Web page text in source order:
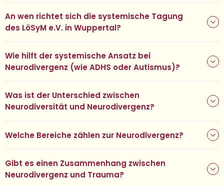
An wen richtet sich die systemische Tagung
des LöSyM e.V. in Wuppertal?
Wie hilft der systemische Ansatz bei
Neurodivergenz (wie ADHS oder Autismus)?
Was ist der Unterschied zwischen
Neurodiversität und Neurodivergenz?
Welche Bereiche zählen zur Neurodivergenz?
Gibt es einen Zusammenhang zwischen
Neurodivergenz und Trauma?